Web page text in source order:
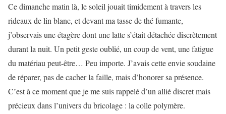
Ce dimanche matin là, le soleil jouait timidement à travers les
rideaux de lin blanc, et devant ma tasse de thé fumante,
j’observais une étagère dont une latte s’était détachée discrètement
durant la nuit. Un petit geste oublié, un coup de vent, une fatigue
du matériau peut-être… Peu importe. J’avais cette envie soudaine
de réparer, pas de cacher la faille, mais d’honorer sa présence.
C’est à ce moment que je me suis rappelé d’un allié discret mais
précieux dans l’univers du bricolage : la colle polymère.